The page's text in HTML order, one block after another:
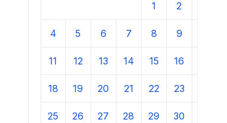
1 2
4 5 6 7 8 9
11 12 13 14 15 16
18 19 20 21 22 23
25 26 27 28 29 30